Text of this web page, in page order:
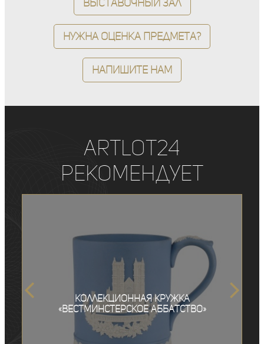
Нужна оценка предмета?
Напишите нам
ArtLot24
рекомендует
Коллекционная кружка
«Вестминстерское аббатство»